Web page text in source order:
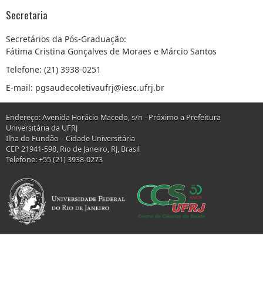
Secretaria
Secretários da Pós-Graduação:
Fátima Cristina Gonçalves de Moraes e Márcio Santos
Telefone: (21) 3938-0251
E-mail: pgsaudecoletivaufrj@iesc.ufrj.br
Endereço: Avenida Horácio Macedo, s/n - Próximo a Prefeitura
Universitária da UFRJ
Ilha do Fundão – Cidade Universitária
CEP 21941-598, Rio de Janeiro, RJ, Brasil
Telefone: +55 (21) 3938-0273